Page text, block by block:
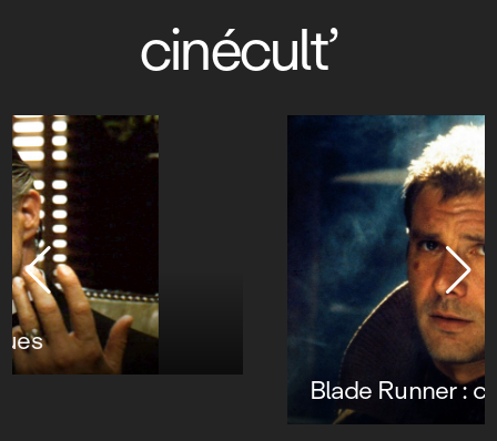
cinécult’
Blade Runner : code répliquant